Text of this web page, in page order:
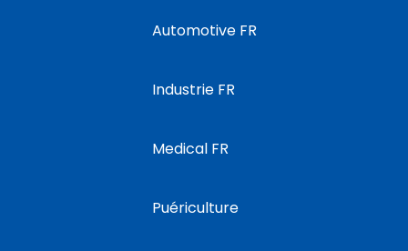
Automotive FR
Industrie FR
Medical FR
Puériculture